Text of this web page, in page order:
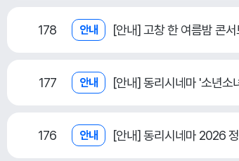
178 안내 [안내] 고창 한 여름밤 콘
177 안내 [안내] 동리시네마 '소년소
176 안내 [안내] 동리시네마 2026